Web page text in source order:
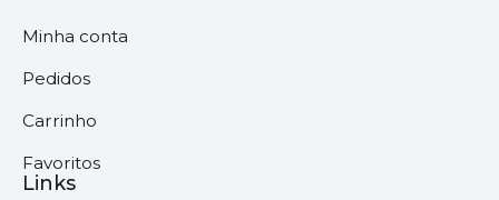
Minha conta
Pedidos
Carrinho
Favoritos
Links